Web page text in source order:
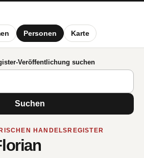
Personen Karte
Veröffentlichung suchen
Suchen
HANDELSREGISTER